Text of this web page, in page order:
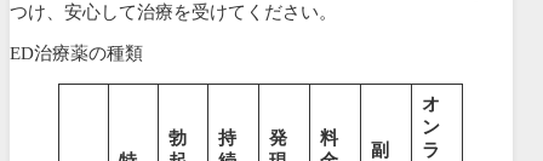
つけ、安心して治療を受けてください。
ED治療薬の種類
勃
持
発
料
副
オ
ン
ラ